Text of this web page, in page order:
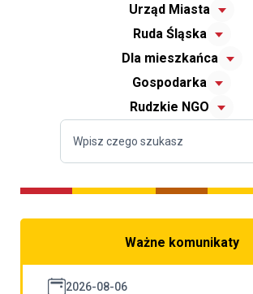
Urząd Miasta
Ruda Śląska
Dla mieszkańca
Gospodarka
Rudzkie NGO
Ważne komunikaty
2026-08-06